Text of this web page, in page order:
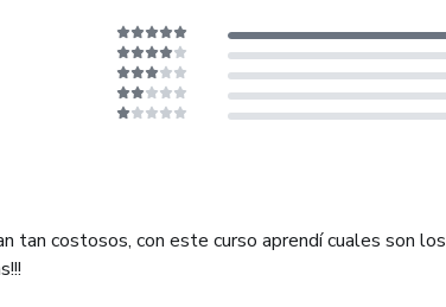
tan costosos, con este curso aprendí cuales son los